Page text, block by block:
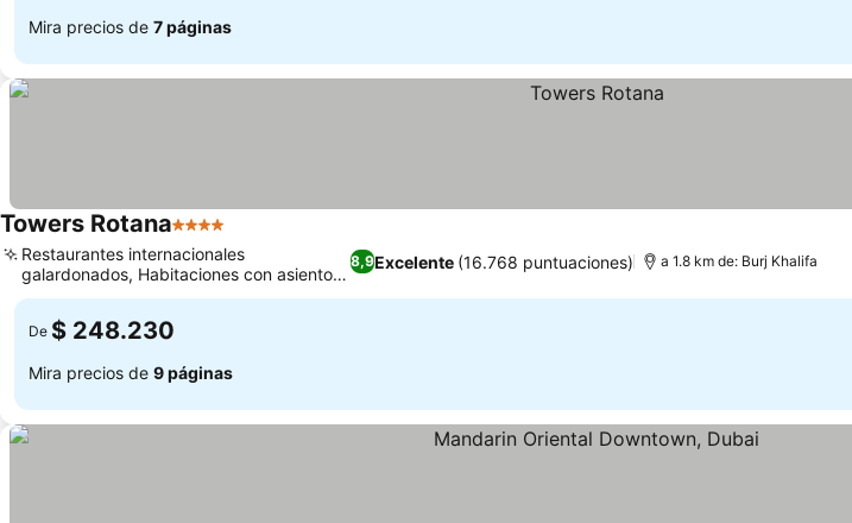
Mira precios de 7 páginas
Towers Rotana4 Estrellas
8,9Excelente (16.768 puntuaciones)
Restaurantes internacionales
galardonados, Habitaciones con asientos
únicos junto a la ventana
a 1.8 km de: Burj Khalifa
De $ 248.230
Mira precios de 9 páginas